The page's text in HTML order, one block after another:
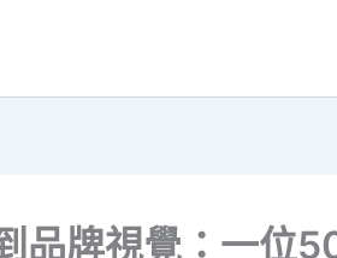
品牌視覺：一位